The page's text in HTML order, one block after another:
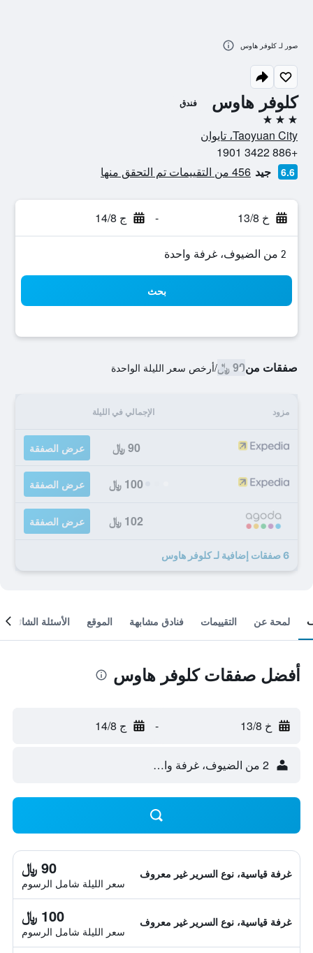
كلوفر هاوس فندق
3 نجوم
Taoyuan City، تايوان
+886 3422 1901
6.6 جيد 456 من التقييمات تم التحقق منها
خ 13/8 - ج 14/8
2 من الضيوف، غرفة واحدة
بحث
صفقات من90 ﷼ /أرخص سعر الليلة الواحدة
مزود الإجمالي في الليلة
90 ﷼ عرض الصفقة
100 ﷼ عرض الصفقة
102 ﷼ عرض الصفقة
6 صفقات إضافية لـ كلوفر هاوس
صور لـ كلوفر هاوس
لمحة عن التقييمات فنادق مشابهة الموقع الأسئلة الشائعة
أفضل صفقات كلوفر هاوس
خ 13/8 - ج 14/8
2 من الضيوف، غرفة واحدة
غرفة قياسية، نوع السرير غير معروف 90 ﷼
سعر الليلة شامل الرسوم
غرفة قياسية، نوع السرير غير معروف 100 ﷼
سعر الليلة شامل الرسوم